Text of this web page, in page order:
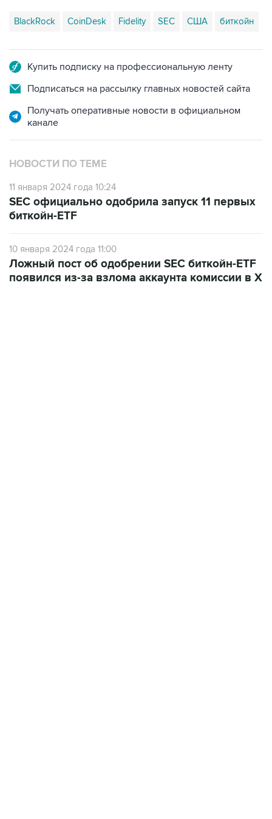
BlackRock CoinDesk Fidelity SEC США биткойн
Купить подписку на профессиональную ленту
Подписаться на рассылку главных новостей сайта
Получать оперативные новости в официальном
канале
НОВОСТИ ПО ТЕМЕ
11 января 2024 года 10:24
SEC официально одобрила запуск 11 первых
биткойн-ETF
10 января 2024 года 11:00
Ложный пост об одобрении SEC биткойн-ETF
появился из-за взлома аккаунта комиссии в X